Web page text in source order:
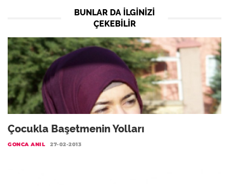
BUNLAR DA ILGINIZI
ÇEKEBILIR
Çocukla Başetmenin Yolları
GONCA ANIL 27-02-2013